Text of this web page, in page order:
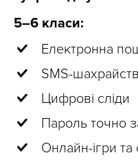
5–6 класи:
Електронна
SMS-
Цифрові сліди
Пароль точно
Онлайн-ігри